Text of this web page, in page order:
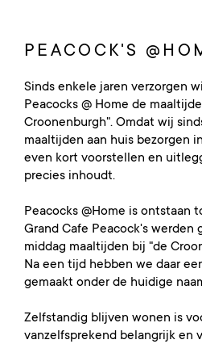
PEACOCK'S
Sinds enkele jaren verzorgen
Peacocks @ Home de
Croonenburgh". Omdat wij
maaltijden aan huis bezorgen
even kort voorstellen en
precies inhoudt.
Peacocks @Home is ontstaan
Grand Cafe Peacock's werden
middag maaltijden bij "de
Na een tijd hebben we daar
gemaakt onder de huidige
Zelfstandig blijven wonen is
vanzelfsprekend belangrijk en